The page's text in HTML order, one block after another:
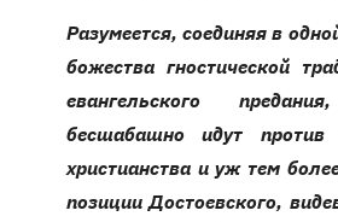
Разумеется, соединяя в
божества гностической
евангельского
бесшабашно идут против
христианства и уж тем
позиции Достоевского,